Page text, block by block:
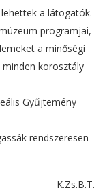
a látogatók.
programjai,
a minőségi
korosztály
Gyűjtemény
rendszeresen
K.Zs.B.T.